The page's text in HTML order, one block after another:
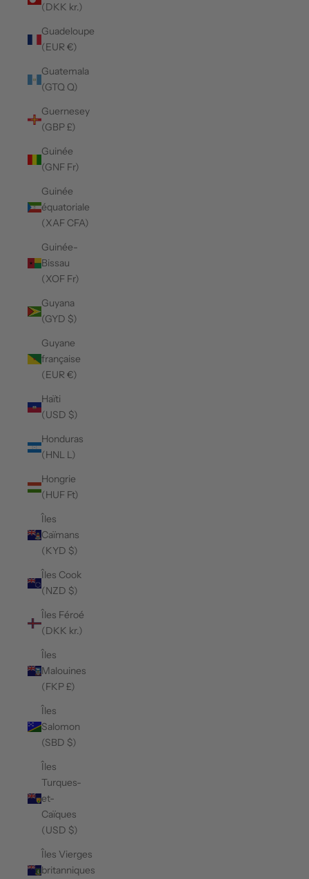
(DKK kr.)
Guadeloupe
(EUR €)
Guatemala
(GTQ Q)
Guernesey
(GBP £)
Guinée
(GNF Fr)
Guinée
équatoriale
(XAF CFA)
Guinée-
Bissau
(XOF Fr)
Guyana
(GYD $)
Guyane
française
(EUR €)
Haïti
(USD $)
Honduras
(HNL L)
Hongrie
(HUF Ft)
Îles
Caïmans
(KYD $)
Îles Cook
(NZD $)
Îles Féroé
(DKK kr.)
Îles
Malouines
(FKP £)
Îles
Salomon
(SBD $)
Îles
Turques-
et-
Caïques
(USD $)
Îles Vierges
britanniques